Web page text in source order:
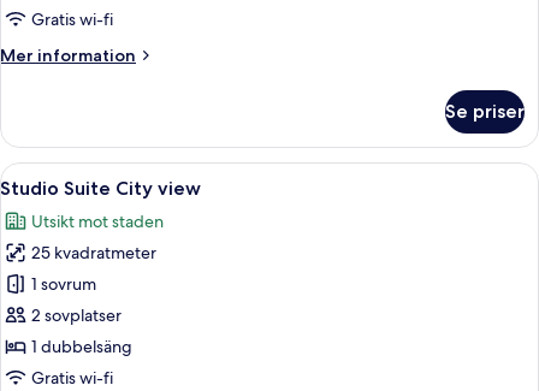
Gratis wi-fi
Mer information
Mer
Bedroom
Suite
Se priser
Öppna
alla
foton
för
Studio
Suite
City
view
Ett modernt hotellrum med en stor
8
Studio Suite City view
Utsikt mot staden
25 kvadratmeter
1 sovrum
2 sovplatser
1 dubbelsäng
Gratis wi-fi